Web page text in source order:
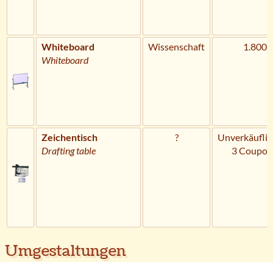
Whiteboard
Whiteboard
Wissenschaft 1.800
Zeichentisch
Drafting table
?
3
Umgestaltungen